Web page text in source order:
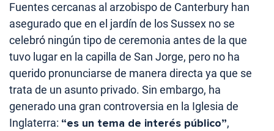
Fuentes cercanas al arzobispo de Canterbury han
asegurado que en el jardín de los Sussex no se
celebró ningún tipo de ceremonia antes de la que
tuvo lugar en la capilla de San Jorge, pero no ha
querido pronunciarse de manera directa ya que se
trata de un asunto privado. Sin embargo, ha
generado una gran controversia en la Iglesia de
Inglaterra: “es un tema de interés público”,